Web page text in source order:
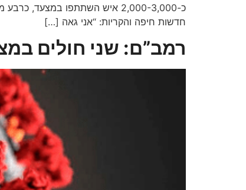
כ-2,000-3,000 איש השתתפו
חדשות חיפה והקריות: “אני גאה […]
רמב”ם: שני חולים